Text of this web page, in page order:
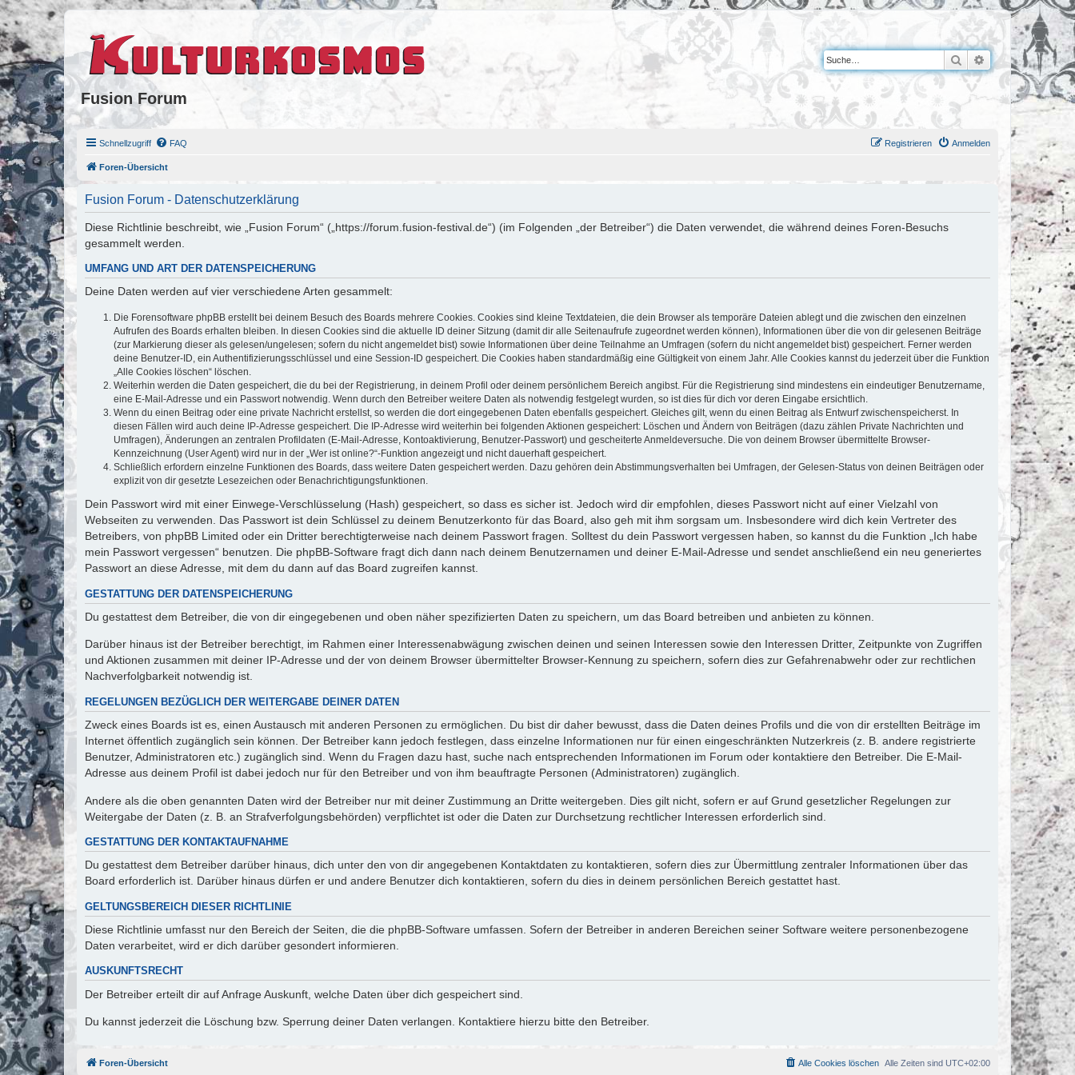
Fusion Forum
Suche Erweiterte Suche
Schnellzugriff FAQ Anmelden
Registrieren
Foren-Übersicht
Fusion Forum - Datenschutzerklärung
Diese Richtlinie beschreibt, wie „Fusion Forum“ („https://forum.fusion-festival.de“) (im Folgenden „der Betreiber“) die Daten verwendet, die während deines Foren-Besuchs
gesammelt werden.
UMFANG UND ART DER DATENSPEICHERUNG
Deine Daten werden auf vier verschiedene Arten gesammelt:
Die Forensoftware phpBB erstellt bei deinem Besuch des Boards mehrere Cookies. Cookies sind kleine Textdateien, die dein Browser als temporäre Dateien ablegt und die zwischen den einzelnen
Aufrufen des Boards erhalten bleiben. In diesen Cookies sind die aktuelle ID deiner Sitzung (damit dir alle Seitenaufrufe zugeordnet werden können), Informationen über die von dir gelesenen Beiträge
(zur Markierung dieser als gelesen/ungelesen; sofern du nicht angemeldet bist) sowie Informationen über deine Teilnahme an Umfragen (sofern du nicht angemeldet bist) gespeichert. Ferner werden
deine Benutzer-ID, ein Authentifizierungsschlüssel und eine Session-ID gespeichert. Die Cookies haben standardmäßig eine Gültigkeit von einem Jahr. Alle Cookies kannst du jederzeit über die Funktion
„Alle Cookies löschen“ löschen.
Weiterhin werden die Daten gespeichert, die du bei der Registrierung, in deinem Profil oder deinem persönlichem Bereich angibst. Für die Registrierung sind mindestens ein eindeutiger Benutzername,
eine E-Mail-Adresse und ein Passwort notwendig. Wenn durch den Betreiber weitere Daten als notwendig festgelegt wurden, so ist dies für dich vor deren Eingabe ersichtlich.
Wenn du einen Beitrag oder eine private Nachricht erstellst, so werden die dort eingegebenen Daten ebenfalls gespeichert. Gleiches gilt, wenn du einen Beitrag als Entwurf zwischenspeicherst. In
diesen Fällen wird auch deine IP-Adresse gespeichert. Die IP-Adresse wird weiterhin bei folgenden Aktionen gespeichert: Löschen und Ändern von Beiträgen (dazu zählen Private Nachrichten und
Umfragen), Änderungen an zentralen Profildaten (E-Mail-Adresse, Kontoaktivierung, Benutzer-Passwort) und gescheiterte Anmeldeversuche. Die von deinem Browser übermittelte Browser-
Kennzeichnung (User Agent) wird nur in der „Wer ist online?“-Funktion angezeigt und nicht dauerhaft gespeichert.
Schließlich erfordern einzelne Funktionen des Boards, dass weitere Daten gespeichert werden. Dazu gehören dein Abstimmungsverhalten bei Umfragen, der Gelesen-Status von deinen Beiträgen oder
explizit von dir gesetzte Lesezeichen oder Benachrichtigungsfunktionen.
Dein Passwort wird mit einer Einwege-Verschlüsselung (Hash) gespeichert, so dass es sicher ist. Jedoch wird dir empfohlen, dieses Passwort nicht auf einer Vielzahl von
Webseiten zu verwenden. Das Passwort ist dein Schlüssel zu deinem Benutzerkonto für das Board, also geh mit ihm sorgsam um. Insbesondere wird dich kein Vertreter des
Betreibers, von phpBB Limited oder ein Dritter berechtigterweise nach deinem Passwort fragen. Solltest du dein Passwort vergessen haben, so kannst du die Funktion „Ich habe
mein Passwort vergessen“ benutzen. Die phpBB-Software fragt dich dann nach deinem Benutzernamen und deiner E-Mail-Adresse und sendet anschließend ein neu generiertes
Passwort an diese Adresse, mit dem du dann auf das Board zugreifen kannst.
GESTATTUNG DER DATENSPEICHERUNG
Du gestattest dem Betreiber, die von dir eingegebenen und oben näher spezifizierten Daten zu speichern, um das Board betreiben und anbieten zu können.
Darüber hinaus ist der Betreiber berechtigt, im Rahmen einer Interessenabwägung zwischen deinen und seinen Interessen sowie den Interessen Dritter, Zeitpunkte von Zugriffen
und Aktionen zusammen mit deiner IP-Adresse und der von deinem Browser übermittelter Browser-Kennung zu speichern, sofern dies zur Gefahrenabwehr oder zur rechtlichen
Nachverfolgbarkeit notwendig ist.
REGELUNGEN BEZÜGLICH DER WEITERGABE DEINER DATEN
Zweck eines Boards ist es, einen Austausch mit anderen Personen zu ermöglichen. Du bist dir daher bewusst, dass die Daten deines Profils und die von dir erstellten Beiträge im
Internet öffentlich zugänglich sein können. Der Betreiber kann jedoch festlegen, dass einzelne Informationen nur für einen eingeschränkten Nutzerkreis (z. B. andere registrierte
Benutzer, Administratoren etc.) zugänglich sind. Wenn du Fragen dazu hast, suche nach entsprechenden Informationen im Forum oder kontaktiere den Betreiber. Die E-Mail-
Adresse aus deinem Profil ist dabei jedoch nur für den Betreiber und von ihm beauftragte Personen (Administratoren) zugänglich.
Andere als die oben genannten Daten wird der Betreiber nur mit deiner Zustimmung an Dritte weitergeben. Dies gilt nicht, sofern er auf Grund gesetzlicher Regelungen zur
Weitergabe der Daten (z. B. an Strafverfolgungsbehörden) verpflichtet ist oder die Daten zur Durchsetzung rechtlicher Interessen erforderlich sind.
GESTATTUNG DER KONTAKTAUFNAHME
Du gestattest dem Betreiber darüber hinaus, dich unter den von dir angegebenen Kontaktdaten zu kontaktieren, sofern dies zur Übermittlung zentraler Informationen über das
Board erforderlich ist. Darüber hinaus dürfen er und andere Benutzer dich kontaktieren, sofern du dies in deinem persönlichen Bereich gestattet hast.
GELTUNGSBEREICH DIESER RICHTLINIE
Diese Richtlinie umfasst nur den Bereich der Seiten, die die phpBB-Software umfassen. Sofern der Betreiber in anderen Bereichen seiner Software weitere personenbezogene
Daten verarbeitet, wird er dich darüber gesondert informieren.
AUSKUNFTSRECHT
Der Betreiber erteilt dir auf Anfrage Auskunft, welche Daten über dich gespeichert sind.
Du kannst jederzeit die Löschung bzw. Sperrung deiner Daten verlangen. Kontaktiere hierzu bitte den Betreiber.
Foren-Übersicht Alle Zeiten sind UTC+02:00
Alle Cookies löschen